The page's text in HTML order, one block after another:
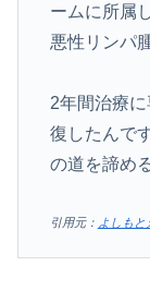
ームに所属
悪性リンパ
2年間治療
復したんで
の道を諦め
引用元： よしもと